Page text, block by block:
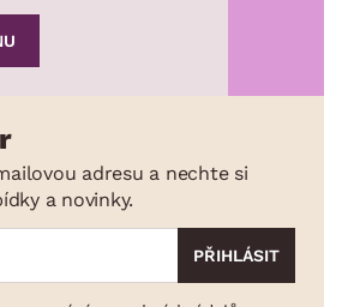
adresu a nechte si
a novinky.